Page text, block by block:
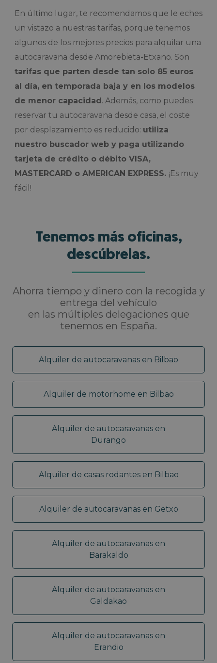
En último lugar, te recomendamos que le eches
un vistazo a nuestras tarifas, porque tenemos
algunos de los mejores precios para alquilar una
autocaravana desde Amorebieta-Etxano. Son
tarifas que parten desde tan solo 85 euros
al día, en temporada baja y en los modelos
de menor capacidad . Además, como puedes
reservar tu autocaravana desde casa, el coste
por desplazamiento es reducido: utiliza
nuestro buscador web y paga utilizando
tarjeta de crédito o débito VISA,
MASTERCARD o AMERICAN EXPRESS. ¡Es muy
fácil!
Tenemos más oficinas,
descúbrelas.
Ahorra tiempo y dinero con la recogida y
entrega del vehículo
en las múltiples delegaciones que
tenemos en España.
Alquiler de autocaravanas en Bilbao
Alquiler de motorhome en Bilbao
Alquiler de autocaravanas en
Durango
Alquiler de casas rodantes en Bilbao
Alquiler de autocaravanas en Getxo
Alquiler de autocaravanas en
Barakaldo
Alquiler de autocaravanas en
Galdakao
Alquiler de autocaravanas en
Erandio